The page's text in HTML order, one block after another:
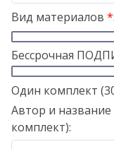
Вид материалов *:
Бессрочная
Один комплект
Автор и
комплект):